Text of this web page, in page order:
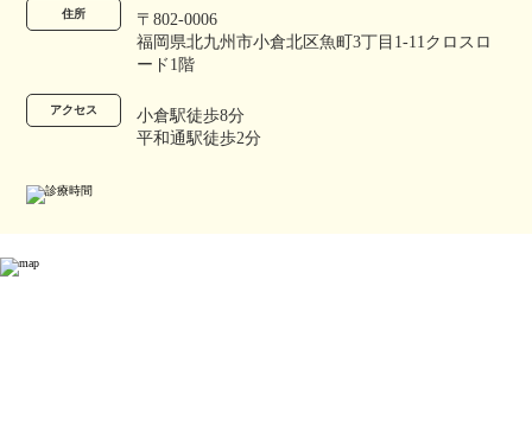
住所
〒802-0006
福岡県北九州市小倉北区魚町3丁目1-11クロスロ
ード1階
アクセス
小倉駅徒歩8分
平和通駅徒歩2分